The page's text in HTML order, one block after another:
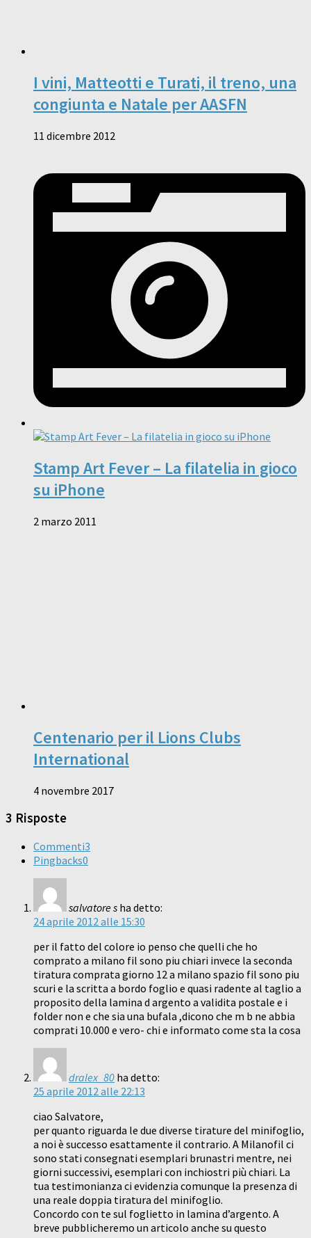
I vini, Matteotti e Turati, il treno, una
congiunta e Natale per AASFN
11 dicembre 2012
Stamp Art Fever – La filatelia in gioco
su iPhone
2 marzo 2011
Centenario per il Lions Clubs
International
4 novembre 2017
3 Risposte
Commenti3
Pingbacks0
salvatore s ha detto:
24 aprile 2012 alle 15:30
per il fatto del colore io penso che quelli che ho
comprato a milano fil sono piu chiari invece la seconda
tiratura comprata giorno 12 a milano spazio fil sono piu
scuri e la scritta a bordo foglio e quasi radente al taglio a
proposito della lamina d argento a validita postale e i
folder non e che sia una bufala ,dicono che m b ne abbia
comprati 10.000 e vero- chi e informato come sta la cosa
dralex_80 ha detto:
25 aprile 2012 alle 22:13
ciao Salvatore,
per quanto riguarda le due diverse tirature del minifoglio,
a noi è successo esattamente il contrario. A Milanofil ci
sono stati consegnati esemplari brunastri mentre, nei
giorni successivi, esemplari con inchiostri più chiari. La
tua testimonianza ci evidenzia comunque la presenza di
una reale doppia tiratura del minifoglio.
Concordo con te sul foglietto in lamina d’argento. A
breve pubblicheremo un articolo anche su questo